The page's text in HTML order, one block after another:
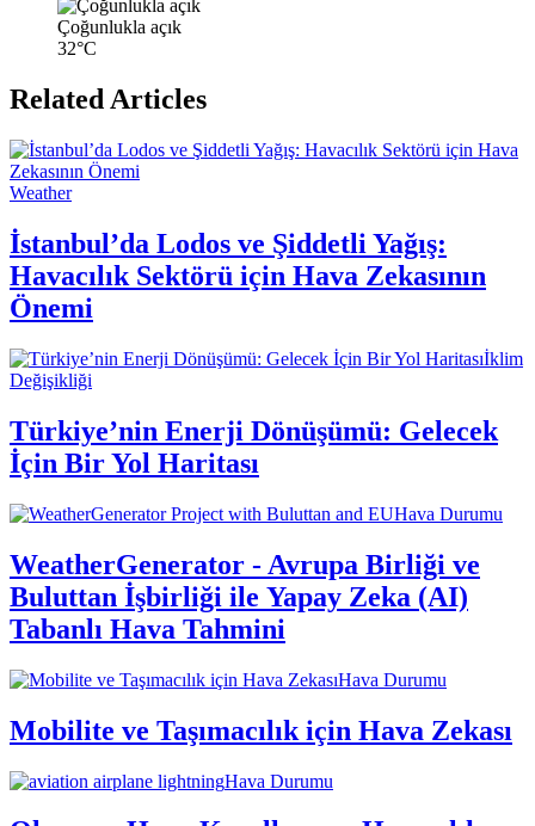
Çoğunlukla açık
32°C
Related Articles
Weather
İstanbul’da Lodos ve Şiddetli Yağış:
Havacılık Sektörü için Hava Zekasının
Önemi
İklim
Değişikliği
Türkiye’nin Enerji Dönüşümü: Gelecek
İçin Bir Yol Haritası
Hava Durumu
WeatherGenerator - Avrupa Birliği ve
Buluttan İşbirliği ile Yapay Zeka (AI)
Tabanlı Hava Tahmini
Hava Durumu
Mobilite ve Taşımacılık için Hava Zekası
Hava Durumu